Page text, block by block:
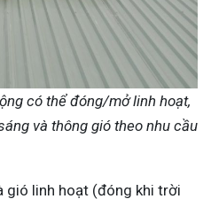
có thể đóng/mở linh hoạt,
và thông gió theo nhu cầu
gió linh hoạt (đóng khi trời